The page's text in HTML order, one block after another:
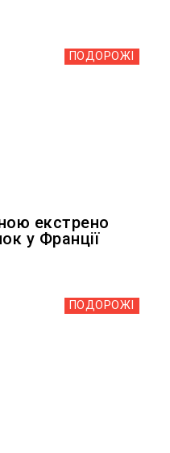
ПОДОРОЖІ
екстрено
у Франції
ПОДОРОЖІ